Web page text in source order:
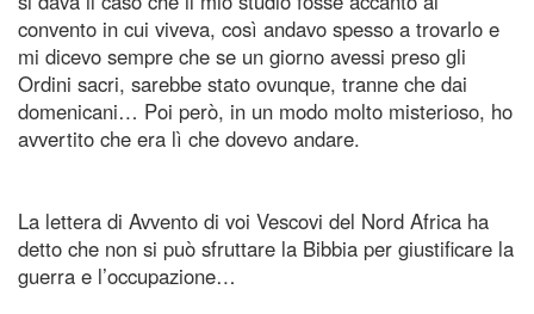
convento in cui viveva, così andavo spesso a trovarlo e
mi dicevo sempre che se un giorno avessi preso gli
Ordini sacri, sarebbe stato ovunque, tranne che dai
domenicani… Poi però, in un modo molto misterioso, ho
avvertito che era lì che dovevo andare.
La lettera di Avvento di voi Vescovi del Nord Africa ha
detto che non si può sfruttare la Bibbia per giustificare la
guerra e l’occupazione…